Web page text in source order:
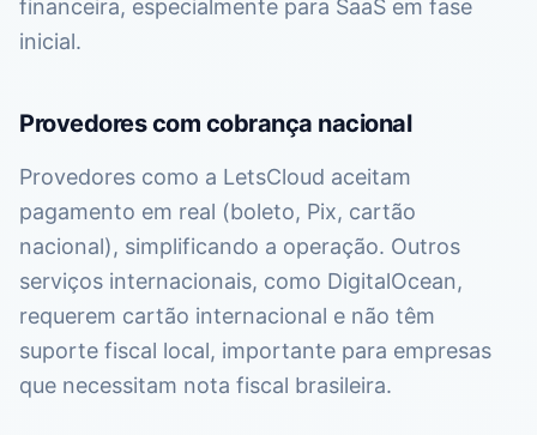
financeira, especialmente para SaaS em fase
inicial.
Provedores com cobrança nacional
Provedores como a LetsCloud aceitam
pagamento em real (boleto, Pix, cartão
nacional), simplificando a operação. Outros
serviços internacionais, como DigitalOcean,
requerem cartão internacional e não têm
suporte fiscal local, importante para empresas
que necessitam nota fiscal brasileira.